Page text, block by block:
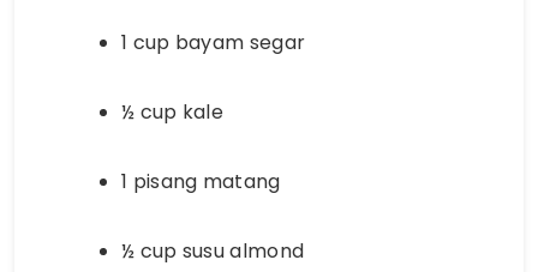
1 cup bayam segar
½ cup kale
1 pisang matang
½ cup susu almond